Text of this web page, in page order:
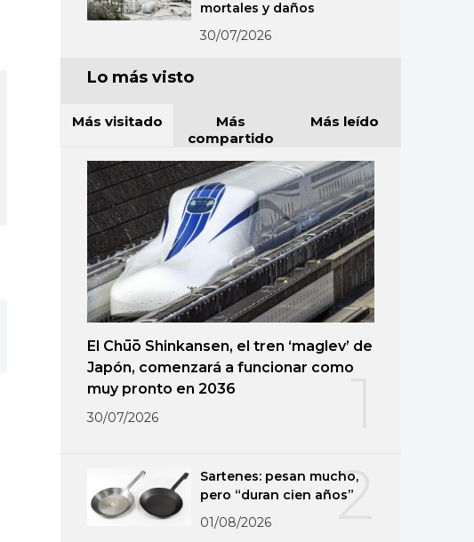
mortales y daños
30/07/2026
Lo más visto
Más visitado
Más
compartido
Más leído
El Chūō Shinkansen, el tren ‘maglev’ de
Japón, comenzará a funcionar como
muy pronto en 2036
30/07/2026
2
Sartenes: pesan mucho,
pero “duran cien años”
01/08/2026